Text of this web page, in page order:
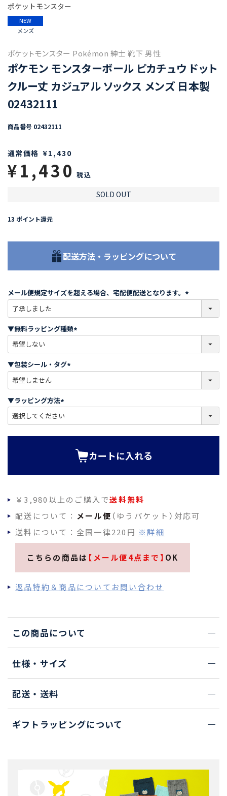
ポケットモンスター
NEW
メンズ
ポケットモンスター Pokémon 紳士 靴下 男性
ポケモン モンスターボール ピカチュウ ドット
クルー丈 カジュアル ソックス メンズ 日本製
02432111
商品番号 02432111
通常価格 ¥1,430
¥1,430 税込
SOLD OUT
13 ポイント還元
配送方法・ラッピングについて
メール便規定サイズを超える場合、宅配便配送となります。
必
)
▼無料ラッピング種類
必
)
▼包装シール・タグ
必
)
▼ラッピング方法
必
カートに入れる
￥3,980以上のご購入で送料無料
配送について： メール便 （ゆうパケット）対応可
送料について：全国一律220円 ※詳細
こちらの商品は 【メール便4点まで】 OK
返品特約＆商品についてお問い合わせ
この商品について
仕様・サイズ
配送・送料
ギフトラッピングについて